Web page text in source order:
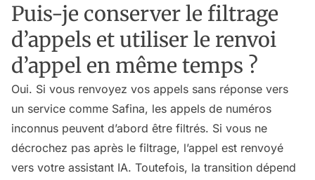
Puis-je conserver le filtrage
d’appels et utiliser le renvoi
d’appel en même temps ?
Oui. Si vous renvoyez vos appels sans réponse vers
un service comme Safina, les appels de numéros
inconnus peuvent d’abord être filtrés. Si vous ne
décrochez pas après le filtrage, l’appel est renvoyé
vers votre assistant IA. Toutefois, la transition dépend